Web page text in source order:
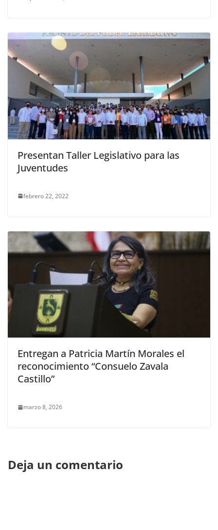
Presentan Taller Legislativo para las
Juventudes
febrero 22, 2022
Entregan a Patricia Martín Morales el
reconocimiento “Consuelo Zavala
Castillo”
marzo 8, 2026
Deja un comentario